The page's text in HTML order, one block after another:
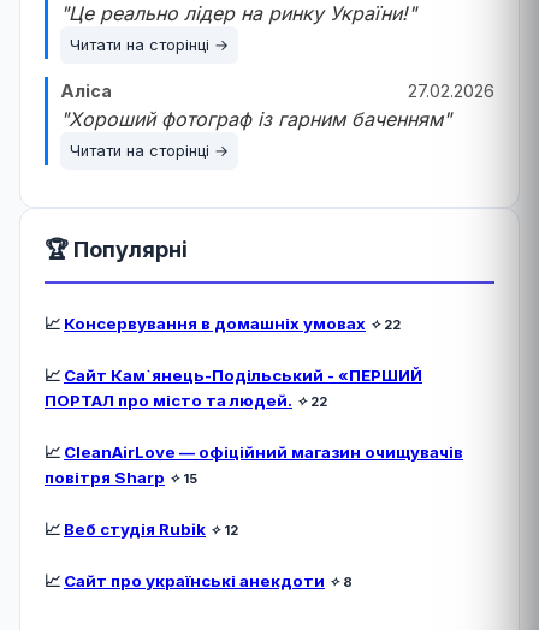
"Це реально лідер на ринку України!"
Читати на сторінці →
Аліса 27.02.2026
"Хороший фотограф із гарним баченням"
Читати на сторінці →
🏆 Популярні
📈 Консервування в домашніх умовах ✧22
📈 Сайт Кам`янець-Подільський - «ПЕРШИЙ
ПОРТАЛ про місто та людей. ✧22
📈 CleanAirLove — офіційний магазин очищувачів
повітря Sharp ✧15
📈 Веб студія Rubik ✧12
📈 Сайт про українські анекдоти ✧8